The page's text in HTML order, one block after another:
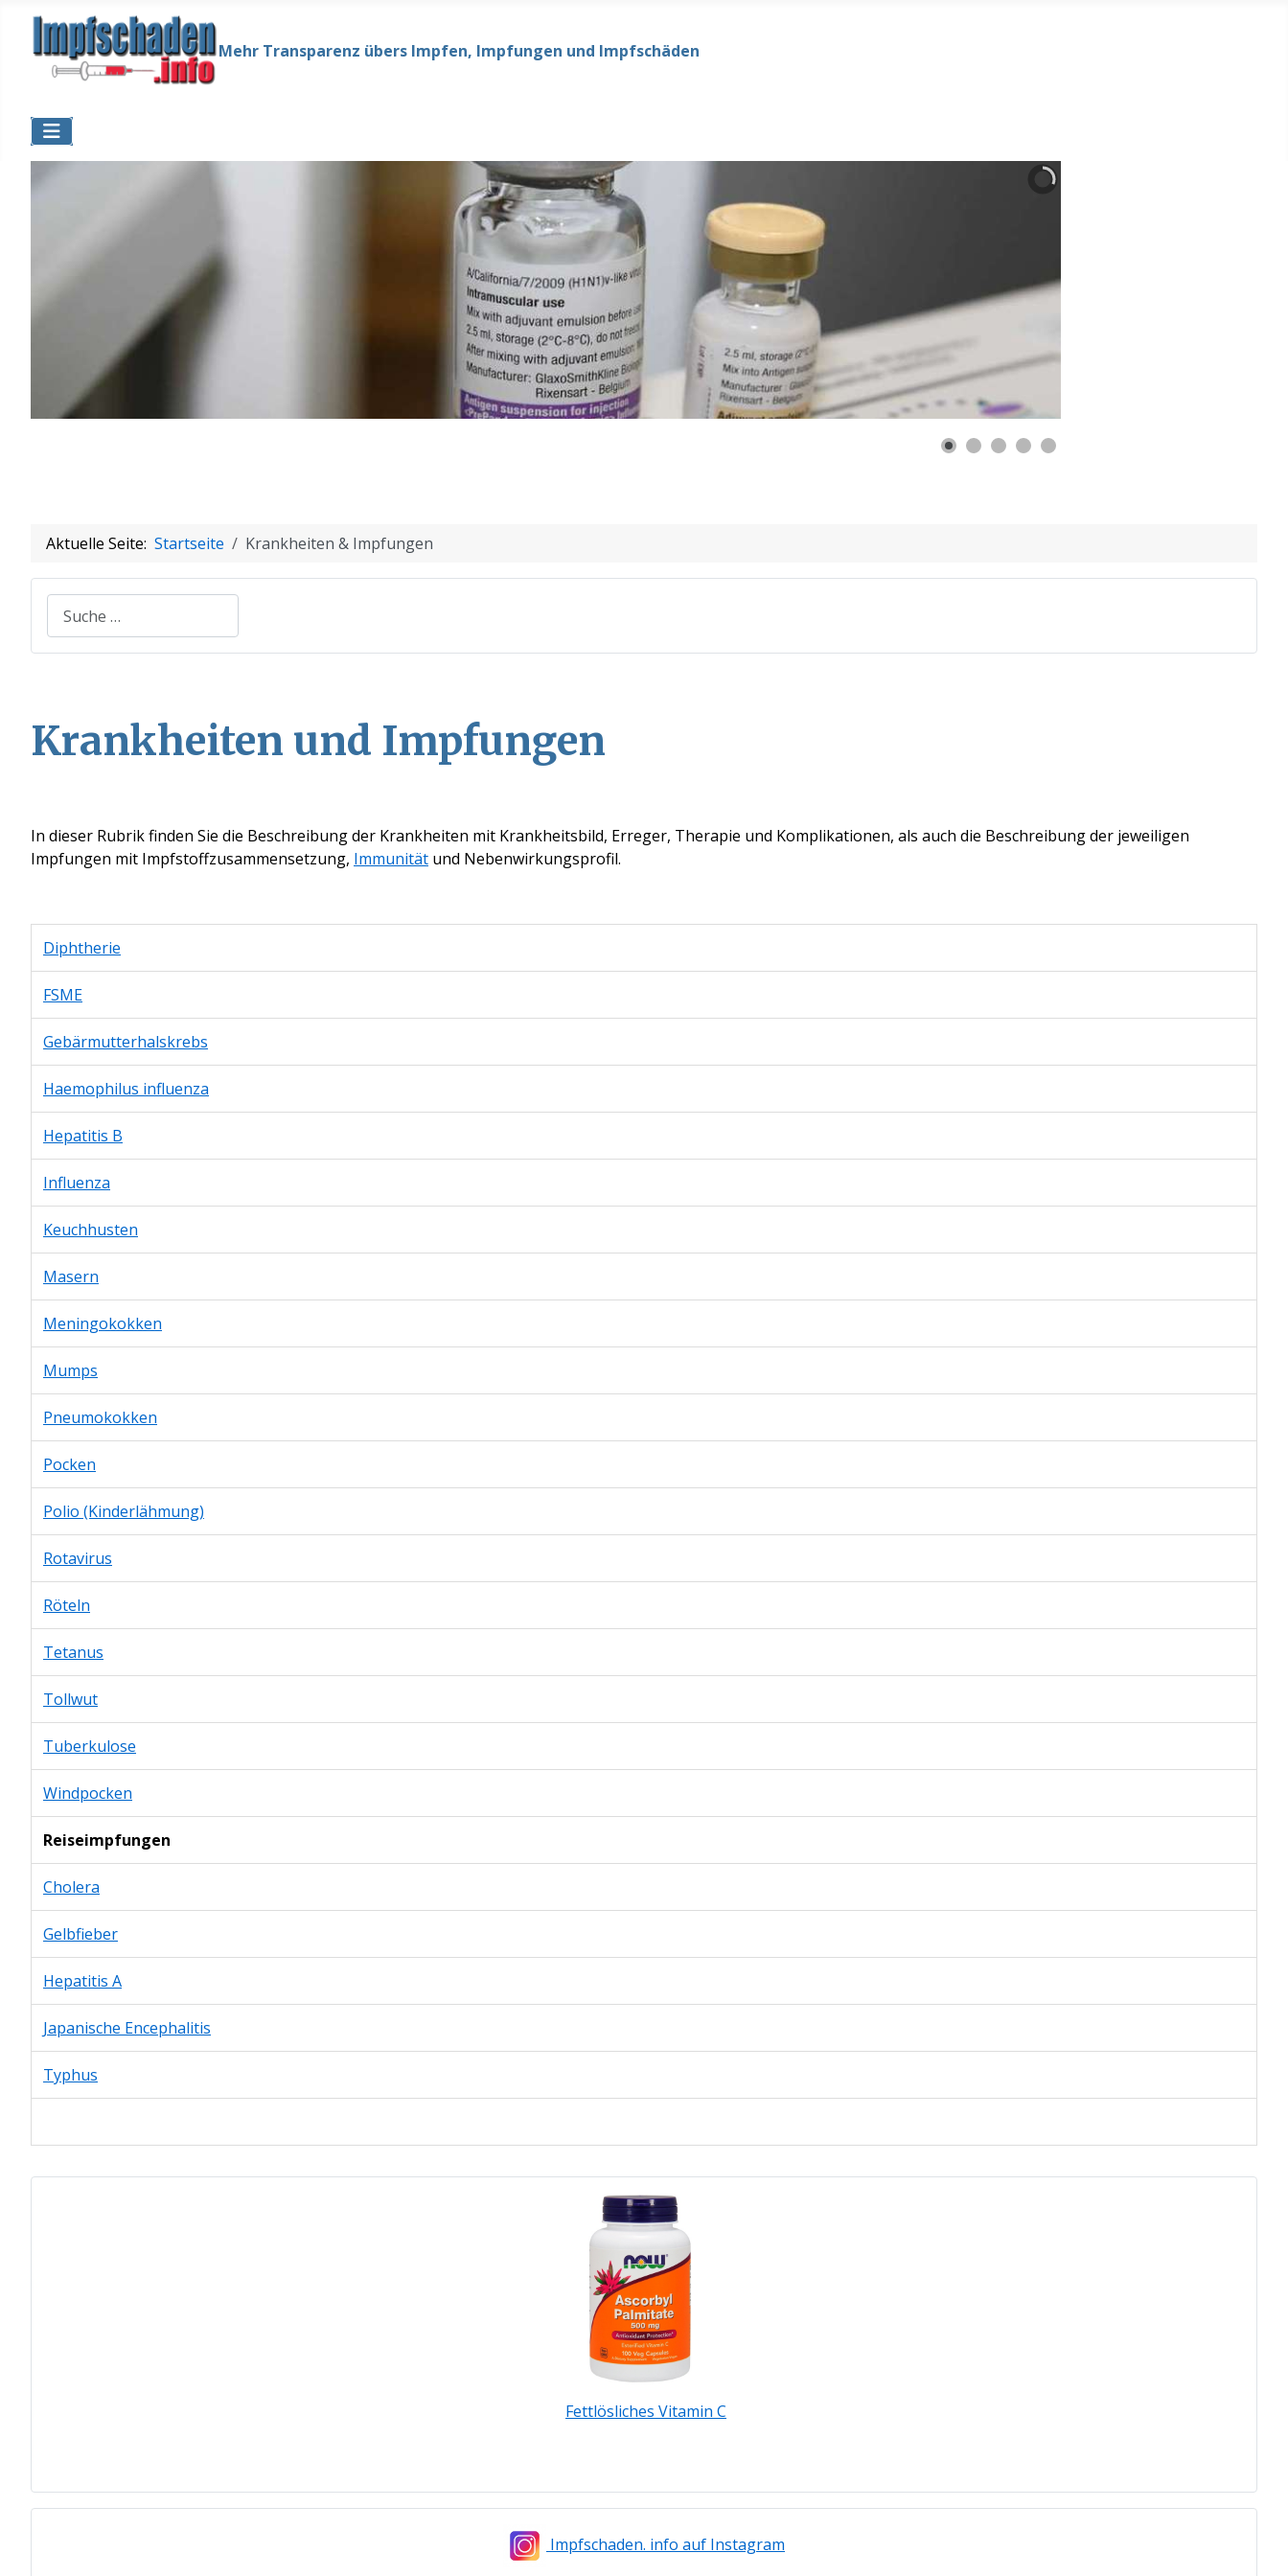
Mehr Transparenz übers Impfen, Impfungen und Impfschäden
Aktuelle Seite: Startseite Krankheiten & Impfungen
Krankheiten und Impfungen
In dieser Rubrik finden Sie die Beschreibung der Krankheiten mit Krankheitsbild, Erreger, Therapie und Komplikationen, als auch die Beschreibung der jeweiligen
Impfungen mit Impfstoffzusammensetzung, Immunität und Nebenwirkungsprofil.
Diphtherie
FSME
Gebärmutterhalskrebs
Haemophilus influenza
Hepatitis B
Influenza
Keuchhusten
Masern
Meningokokken
Mumps
Pneumokokken
Pocken
Polio (Kinderlähmung)
Rotavirus
Röteln
Tetanus
Tollwut
Tuberkulose
Windpocken
Reiseimpfungen
Cholera
Gelbfieber
Hepatitis A
Japanische Encephalitis
Typhus
Fettlösliches Vitamin C
Impfschaden. info auf Instagram